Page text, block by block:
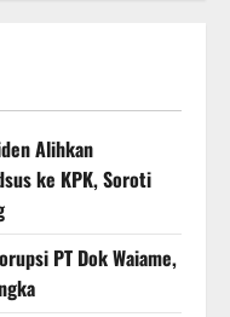
Alihkan
ke KPK, Soroti
PT Dok Waiame,